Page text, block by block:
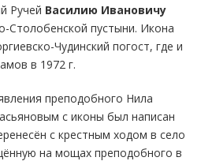
Ручей Василию Ивановичу
Столобенской пустыни. Икона
Чудинский погост, где и
в 1972 г.
преподобного Нила
с иконы был написан
с крестным ходом в село
на мощах преподобного в